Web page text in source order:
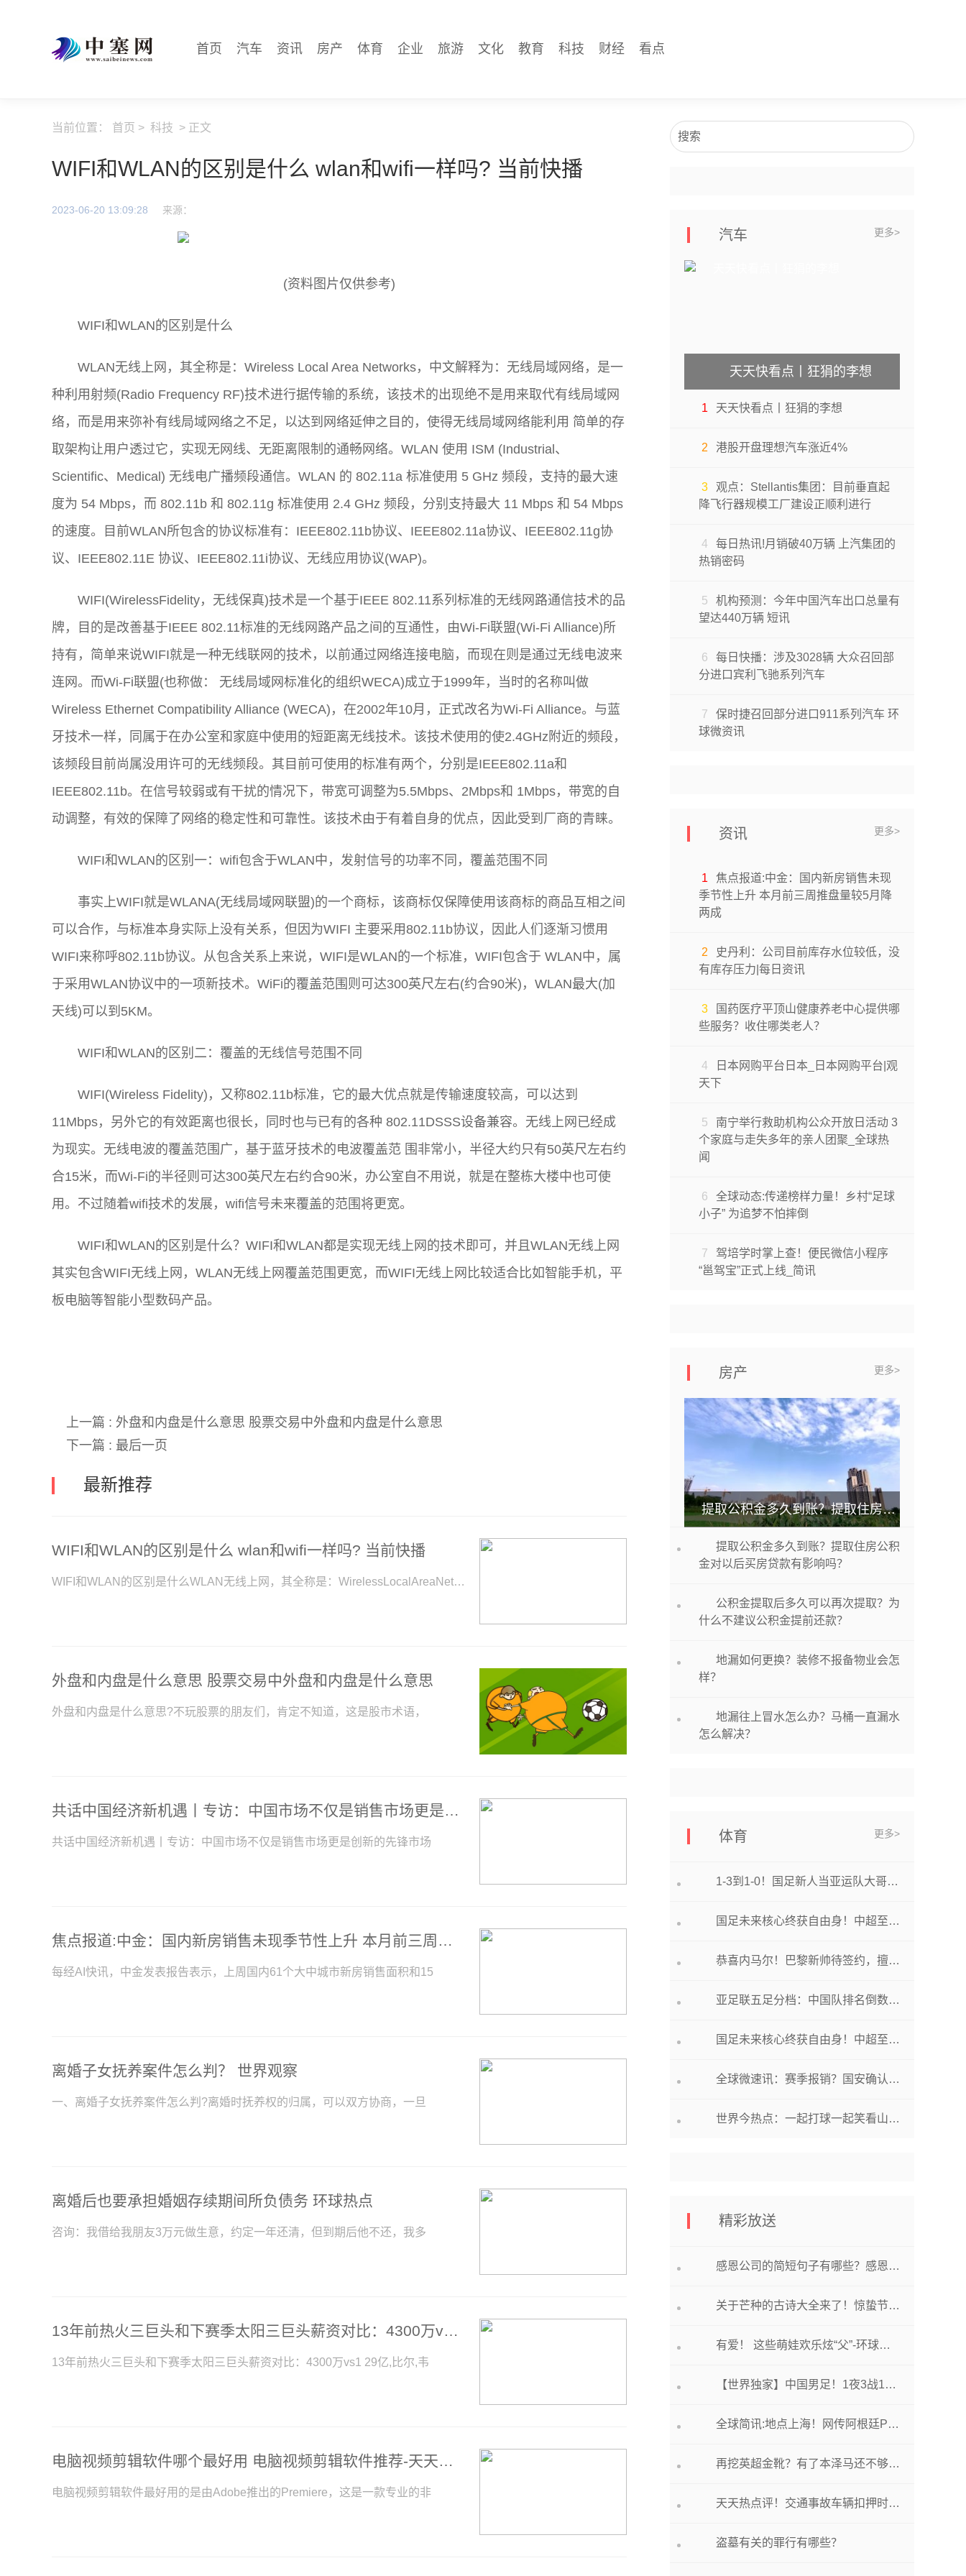
首页 汽车 资讯 房产 体育 企业 旅游 文化 教育 科技 财经 看点
当前位置： 首页 > 科技 > 正文
WIFI和WLAN的区别是什么 wlan和wifi一样吗? 当前快播
2023-06-20 13:09:28 来源：
(资料图片仅供参考)
WIFI和WLAN的区别是什么
WLAN无线上网，其全称是：Wireless Local Area Networks，中文解释为：无线局域网络，是一
种利用射频(Radio Frequency RF)技术进行据传输的系统，该技术的出现绝不是用来取代有线局域网
络，而是用来弥补有线局域网络之不足，以达到网络延伸之目的，使得无线局域网络能利用 简单的存
取架构让用户透过它，实现无网线、无距离限制的通畅网络。WLAN 使用 ISM (Industrial、
Scientific、Medical) 无线电广播频段通信。WLAN 的 802.11a 标准使用 5 GHz 频段，支持的最大速
度为 54 Mbps，而 802.11b 和 802.11g 标准使用 2.4 GHz 频段，分别支持最大 11 Mbps 和 54 Mbps
的速度。目前WLAN所包含的协议标准有：IEEE802.11b协议、IEEE802.11a协议、IEEE802.11g协
议、IEEE802.11E 协议、IEEE802.11i协议、无线应用协议(WAP)。
WIFI(WirelessFidelity，无线保真)技术是一个基于IEEE 802.11系列标准的无线网路通信技术的品
牌，目的是改善基于IEEE 802.11标准的无线网路产品之间的互通性，由Wi-Fi联盟(Wi-Fi Alliance)所
持有，简单来说WIFI就是一种无线联网的技术，以前通过网络连接电脑，而现在则是通过无线电波来
连网。而Wi-Fi联盟(也称做： 无线局域网标准化的组织WECA)成立于1999年，当时的名称叫做
Wireless Ethernet Compatibility Alliance (WECA)，在2002年10月，正式改名为Wi-Fi Alliance。与蓝
牙技术一样，同属于在办公室和家庭中使用的短距离无线技术。该技术使用的使2.4GHz附近的频段，
该频段目前尚属没用许可的无线频段。其目前可使用的标准有两个，分别是IEEE802.11a和
IEEE802.11b。在信号较弱或有干扰的情况下，带宽可调整为5.5Mbps、2Mbps和 1Mbps，带宽的自
动调整，有效的保障了网络的稳定性和可靠性。该技术由于有着自身的优点，因此受到厂商的青睐。
WIFI和WLAN的区别一：wifi包含于WLAN中，发射信号的功率不同，覆盖范围不同
事实上WIFI就是WLANA(无线局域网联盟)的一个商标，该商标仅保障使用该商标的商品互相之间
可以合作，与标准本身实际上没有关系，但因为WIFI 主要采用802.11b协议，因此人们逐渐习惯用
WIFI来称呼802.11b协议。从包含关系上来说，WIFI是WLAN的一个标准，WIFI包含于 WLAN中，属
于采用WLAN协议中的一项新技术。WiFi的覆盖范围则可达300英尺左右(约合90米)，WLAN最大(加
天线)可以到5KM。
WIFI和WLAN的区别二：覆盖的无线信号范围不同
WIFI(Wireless Fidelity)，又称802.11b标准，它的最大优点就是传输速度较高，可以达到
11Mbps，另外它的有效距离也很长，同时也与已有的各种 802.11DSSS设备兼容。无线上网已经成
为现实。无线电波的覆盖范围广，基于蓝牙技术的电波覆盖范 围非常小，半径大约只有50英尺左右约
合15米，而Wi-Fi的半径则可达300英尺左右约合90米，办公室自不用说，就是在整栋大楼中也可使
用。不过随着wifi技术的发展，wifi信号未来覆盖的范围将更宽。
WIFI和WLAN的区别是什么？WIFI和WLAN都是实现无线上网的技术即可，并且WLAN无线上网
其实包含WIFI无线上网，WLAN无线上网覆盖范围更宽，而WIFI无线上网比较适合比如智能手机，平
板电脑等智能小型数码产品。
上一篇 : 外盘和内盘是什么意思 股票交易中外盘和内盘是什么意思
下一篇 : 最后一页
最新推荐
WIFI和WLAN的区别是什么 wlan和wifi一样吗? 当前快播
WIFI和WLAN的区别是什么WLAN无线上网，其全称是：WirelessLocalAreaNetworks，中文
外盘和内盘是什么意思 股票交易中外盘和内盘是什么意思
外盘和内盘是什么意思?不玩股票的朋友们，肯定不知道，这是股市术语，
共话中国经济新机遇丨专访：中国市场不仅是销售市场更是创新的先锋市场——访德国宝马集团大中华区总裁兼首席执行官高乐-焦点快播
共话中国经济新机遇丨专访：中国市场不仅是销售市场更是创新的先锋市场
焦点报道:中金：国内新房销售未现季节性上升 本月前三周推盘量较5月降两成
每经AI快讯，中金发表报告表示，上周国内61个大中城市新房销售面积和15
离婚子女抚养案件怎么判？ 世界观察
一、离婚子女抚养案件怎么判?离婚时抚养权的归属，可以双方协商，一旦
离婚后也要承担婚姻存续期间所负债务 环球热点
咨询：我借给我朋友3万元做生意，约定一年还清，但到期后他不还，我多
13年前热火三巨头和下赛季太阳三巨头薪资对比：4300万vs1.29亿-当前速讯
13年前热火三巨头和下赛季太阳三巨头薪资对比：4300万vs1 29亿,比尔,韦
电脑视频剪辑软件哪个最好用 电脑视频剪辑软件推荐-天天热头条
电脑视频剪辑软件最好用的是由Adobe推出的Premiere，这是一款专业的非
搜索
汽车 更多>
天天快看点丨狂狷的李想
1 天天快看点丨狂狷的李想
2 港股开盘理想汽车涨近4%
3
观点：Stellantis集团：目前垂直起
降飞行器规模工厂建设正顺利进行
4
每日热讯!月销破40万辆 上汽集团的
热销密码
5
机构预测：今年中国汽车出口总量有
望达440万辆 短讯
6
每日快播：涉及3028辆 大众召回部
分进口宾利飞驰系列汽车
7
保时捷召回部分进口911系列汽车 环
球微资讯
资讯 更多>
1
焦点报道:中金：国内新房销售未现
季节性上升 本月前三周推盘量较5月降
两成
2
史丹利：公司目前库存水位较低，没
有库存压力|每日资讯
3
国药医疗平顶山健康养老中心提供哪
些服务？收住哪类老人？
4
日本网购平台日本_日本网购平台|观
天下
5
南宁举行救助机构公众开放日活动 3
个家庭与走失多年的亲人团聚_全球热
闻
6
全球动态:传递榜样力量！乡村“足球
小子” 为追梦不怕摔倒
7
驾培学时掌上查！便民微信小程序
“邕驾宝”正式上线_简讯
房产 更多>
提取公积金多久到账？提取住房公积金对以后买房贷款有影响吗？
提取公积金多久到账？提取住房公积
金对以后买房贷款有影响吗？
公积金提取后多久可以再次提取？为
什么不建议公积金提前还款？
地漏如何更换？装修不报备物业会怎
样？
地漏往上冒水怎么办？马桶一直漏水
怎么解决？
体育 更多>
1-3到1-0！国足新人当亚运队大哥，携留洋头牌蜕变，申花7星闪耀
国足未来核心终获自由身！中超至少4队有意顶薪签下他|环球热点评
恭喜内马尔！巴黎新帅待签约，擅长传控扶正他，剥夺姆巴佩特权
亚足联五足分档：中国队排名倒数进入最末档，即将挑战强敌
国足未来核心终获自由身！中超至少4队有意顶薪签下他
全球微速讯：赛季报销？国安确认张玉宁将接受手术 重建踝关节内外侧韧带
世界今热点：一起打球一起笑看山笑高尔夫球队6月例赛于海口美视五月花高尔夫球会圆满收杆
精彩放送
感恩公司的简短句子有哪些？感恩节说的话都在这儿
关于芒种的古诗大全来了！惊蛰节气古诗词60首看这里
有爱！ 这些萌娃欢乐炫“父”-环球聚焦
【世界独家】中国男足！1夜3战1胜2负，力克韩国队，险些逼平澳大利亚
全球简讯:地点上海！网传阿根廷PK葡萄牙，C罗vs梅西，知名记者正式回应
再挖英超金靴？有了本泽马还不够 吉达联合年薪3000万欧挖孙兴慜|焦点消息
天天热点评！交通事故车辆扣押时间要多久
盗墓有关的罪行有哪些？